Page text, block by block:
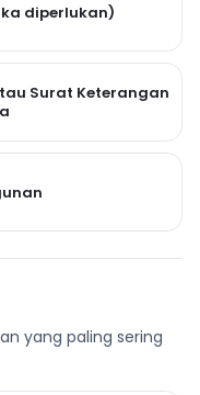
diperlukan)
Surat Keterangan
yang paling sering